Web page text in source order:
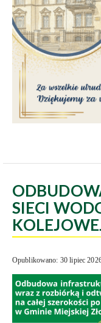
SIECI
Opublikowano: 30 lipiec